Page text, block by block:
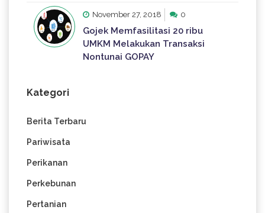
November 27, 2018 0
Gojek Memfasilitasi 20 ribu
UMKM Melakukan Transaksi
Nontunai GOPAY
Kategori
Berita Terbaru
Pariwisata
Perikanan
Perkebunan
Pertanian